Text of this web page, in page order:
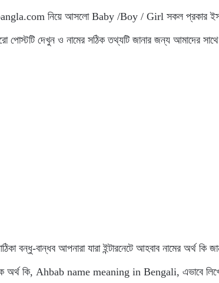
নিয়ে আসলো Baby /Boy / Girl সকল প্রকার
পোস্টটি দেখুন ও নামের সঠিক তথ্যটি জানার জন্য আমাদের
বন্ধু-বান্ধব আপনারা যারা ইন্টারনেটে আহবাব নামের অর্থ কি
অর্থ কি, Ahbab name meaning in Bengali, এভাবে লিখে